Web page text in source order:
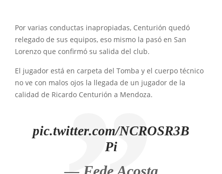
Por varias conductas inapropiadas, Centurión quedó
relegado de sus equipos, eso mismo la pasó en San
Lorenzo que confirmó su salida del club.
El jugador está en carpeta del Tomba y el cuerpo técnico
no ve con malos ojos la llegada de un jugador de la
calidad de Ricardo Centurión a Mendoza.
pic.twitter.com/NCROSR3B
Pi